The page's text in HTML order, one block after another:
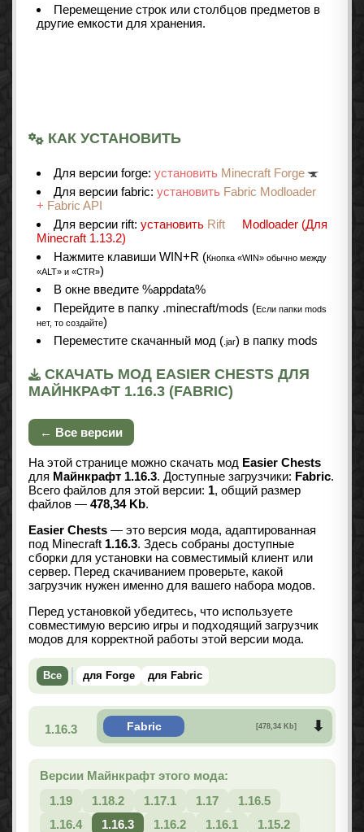
Перемещение строк или столбцов предметов в
другие емкости для хранения.
КАК УСТАНОВИТЬ
Для версии forge: установить Minecraft Forge
Для версии fabric: установить Fabric Modloader
+ Fabric API
Для версии rift: установить Rift
Modloader (Для
Minecraft 1.13.2)
Нажмите клавиши WIN+R (Кнопка «WIN» обычно между
«ALT» и «CTR»)
В окне введите %appdata%
Перейдите в папку .minecraft/mods (Если папки mods
нет, то создайте)
Переместите скачанный мод ( .jar) в папку mods
СКАЧАТЬ МОД EASIER CHESTS ДЛЯ
МАЙНКРАФТ 1.16.3 (FABRIC)
← Все версии
На этой странице можно скачать мод Easier Chests
для Майнкрафт 1.16.3. Доступные загрузчики: Fabric.
Всего файлов для этой версии: 1, общий размер
файлов — 478,34 Kb.
Easier Chests — это версия мода, адаптированная
под Minecraft 1.16.3. Здесь собраны доступные
сборки для установки на совместимый клиент или
сервер. Перед скачиванием проверьте, какой
загрузчик нужен именно для вашего набора модов.
Перед установкой убедитесь, что используете
совместимую версию игры и подходящий загрузчик
модов для корректной работы этой версии мода.
Все для Forge для Fabric
1.16.3 Fabric [478,34 Kb]
Версии Майнкрафт этого мода:
1.19
1.18.2 1.17.1 1.17
1.16.5
1.16.4
1.16.3 1.16.2 1.16.1
1.15.2